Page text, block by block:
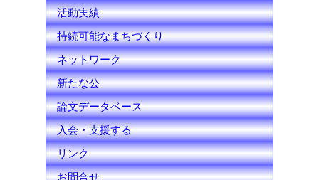
活動実績
持続可能なまちづくり
ネットワーク
新たな公
論文データベース
入会・支援する
リンク
お問合せ